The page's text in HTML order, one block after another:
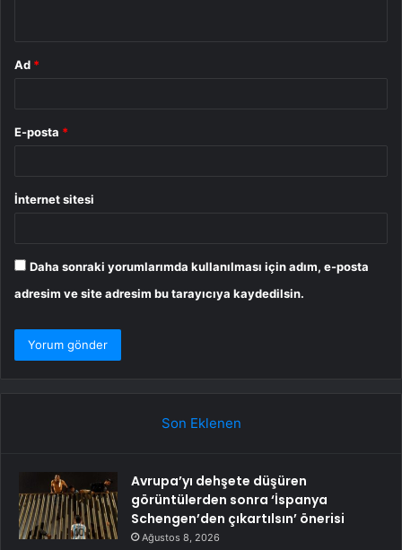
Ad *
E-posta *
İnternet sitesi
Daha sonraki yorumlarımda kullanılması için adım, e-posta
adresim ve site adresim bu tarayıcıya kaydedilsin.
Son Eklenen
Avrupa’yı dehşete düşüren
görüntülerden sonra ‘İspanya
Schengen’den çıkartılsın’ önerisi
Ağustos 8, 2026